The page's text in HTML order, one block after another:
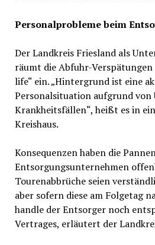
Personalprobleme beim
Der Landkreis Friesland als
räumt die Abfuhr-Verspätungen
life“ ein. „Hintergrund ist eine
Personalsituation aufgrund von
Krankheitsfällen“, heißt es in
Kreishaus.
Konsequenzen haben die
Entsorgungsunternehmen
Tourenabbrüche seien
aber sofern diese am Folgetag
handle der Entsorger noch
Vertrages, erläutert der